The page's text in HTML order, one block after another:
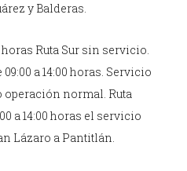
y Balderas.
horas Ruta Sur sin servicio.
a 14:00 horas. Servicio
operación normal. Ruta
a 14:00 horas el servicio
Lázaro a Pantitlán.